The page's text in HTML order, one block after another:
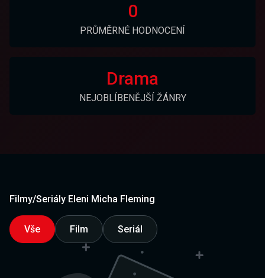
0
PRŮMĚRNÉ HODNOCENÍ
Drama
NEJOBLÍBENĚJŠÍ ŽÁNRY
Filmy/Seriály Eleni Micha Fleming
Vše Film Seriál